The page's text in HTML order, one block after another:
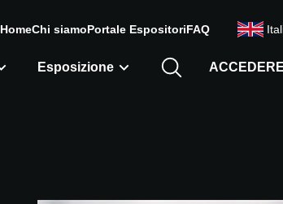
Esposizione ACCEDERE
HomeChi siamoPortale EspositoriFAQ